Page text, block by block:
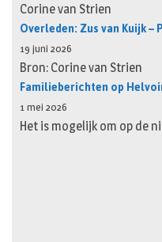
Corine van Strien
Overleden: Zus van Kuijk
19 juni 2026
Bron: Corine van Strien
Familieberichten op
1 mei 2026
Het is mogelijk om op de